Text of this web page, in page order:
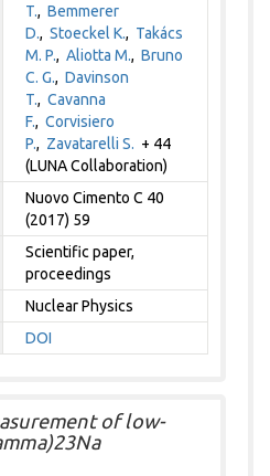
T.,Bemmerer
D.,Stoeckel K., Takács
M. P.,Aliotta M.,Bruno
C. G.,Davinson
T.,Cavanna
F.,Corvisiero
P., Zavatarelli S. + 44
(LUNA Collaboration)
Nuovo Cimento C 40
(2017) 59
Scientific paper,
proceedings
Nuclear Physics
DOI
of low-